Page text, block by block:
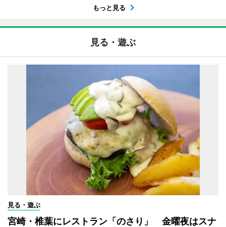
もっと見る
見る・遊ぶ
見る・遊ぶ
宮崎・椎葉にレストラン「のさり」 金曜夜はスナ